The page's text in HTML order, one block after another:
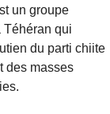
un groupe
Téhéran qui
du parti chiite
des masses